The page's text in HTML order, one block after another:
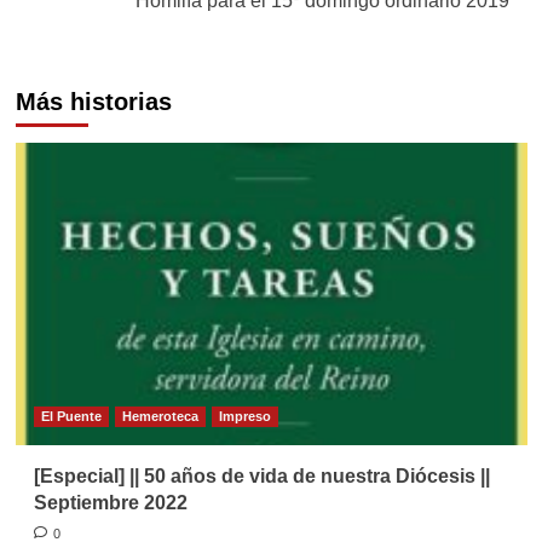
Más historias
El Puente Hemeroteca Impreso
[Especial] || 50 años de vida de nuestra Diócesis ||
Septiembre 2022
0